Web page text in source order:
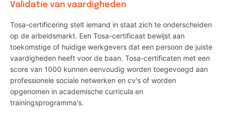
Validatie van vaardigheden
Tosa-certificering stelt iemand in staat zich te onderscheiden
op de arbeidsmarkt. Een Tosa-certificaat bewijst aan
toekomstige of huidige werkgevers dat een persoon de juiste
vaardigheden heeft voor de baan. Tosa-certificaten met een
score van 1000 kunnen eenvoudig worden toegevoegd aan
professionele sociale netwerken en cv's of worden
opgenomen in academische curricula en
trainingsprogramma's.